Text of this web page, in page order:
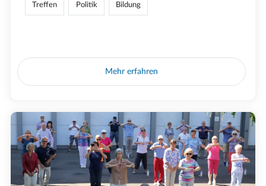
Treffen Politik Bildung
Mehr erfahren